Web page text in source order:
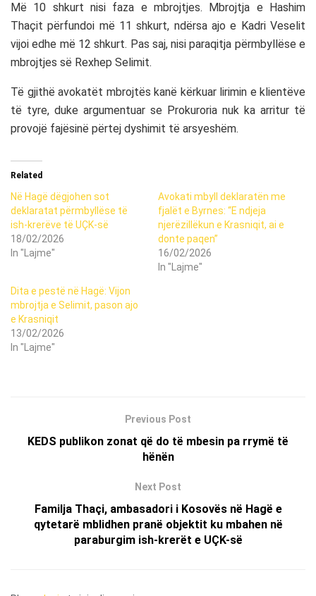
Më 10 shkurt nisi faza e mbrojtjes. Mbrojtja e Hashim
Thaçit përfundoi më 11 shkurt, ndërsa ajo e Kadri Veselit
vijoi edhe më 12 shkurt. Pas saj, nisi paraqitja përmbyllëse e
mbrojtjes së Rexhep Selimit.
Të gjithë avokatët mbrojtës kanë kërkuar lirimin e klientëve
të tyre, duke argumentuar se Prokuroria nuk ka arritur të
provojë fajësinë përtej dyshimit të arsyeshëm.
Related
Në Hagë dëgjohen sot
deklaratat përmbyllëse të
ish-krerëve të UÇK-së
18/02/2026
In "Lajme"
Avokati mbyll deklaratën me
fjalët e Byrnes: “E ndjeja
njerëzillëkun e Krasniqit, ai e
donte paqen”
16/02/2026
In "Lajme"
Dita e pestë në Hagë: Vijon
mbrojtja e Selimit, pason ajo
e Krasniqit
13/02/2026
In "Lajme"
Previous Post
KEDS publikon zonat që do të mbesin pa rrymë të
hënën
Next Post
Familja Thaçi, ambasadori i Kosovës në Hagë e
qytetarë mblidhen pranë objektit ku mbahen në
paraburgim ish-krerët e UÇK-së